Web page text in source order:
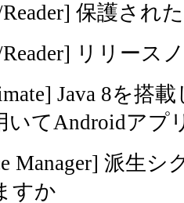
保護され
リリース
Java 8を搭
いてAndroidアプ
Manager] 派生
すか